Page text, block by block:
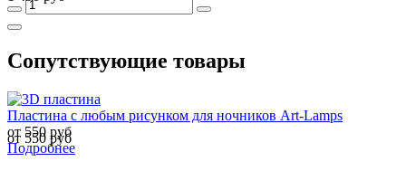
Сопутствующие товары
Пластина с любым рисунком для ночников Art-Lamps
от 550 руб
от 550 руб
Подробнее